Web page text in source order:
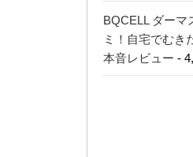
BQCELL ダーマ
ミ！自宅でむき
本音レビュー -